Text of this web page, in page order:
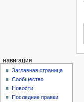
навигация
Заглавная страница
Сообщество
Новости
Последние правки